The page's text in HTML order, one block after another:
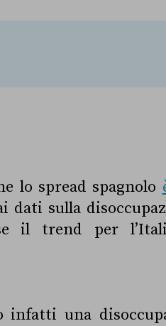
lo spread spagnolo
dati sulla
il trend per
infatti una